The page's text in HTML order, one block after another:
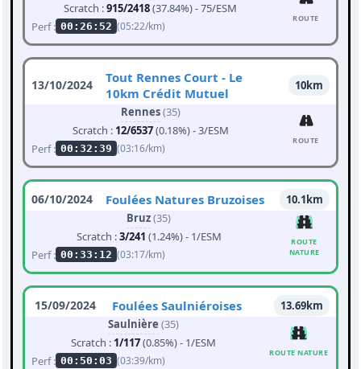
Scratch :915/2418(37.84%) - 75/ESM
Perf : 00:26:52 (05:22/km)
ROUTE
13/10/2024
Tout Rennes Court - Le
10km Crédit Mutuel
10km
Rennes(35)
Scratch : 12/6537(0.18%) - 3/ESM
Perf : 00:32:39 (03:16/km)
ROUTE
06/10/2024 Foulées Natures Bruzoises
10.1km
Bruz(35)
Scratch :3/241 (1.24%) - 1/ESM
Perf : 00:33:12 (03:17/km)
ROUTE
NATURE
15/09/2024 Foulées Saulniéroises
13.69km
Saulnière (35)
Scratch : 1/117(0.85%) - 1/ESM
Perf : 00:50:03 (03:39/km)
ROUTE NATURE